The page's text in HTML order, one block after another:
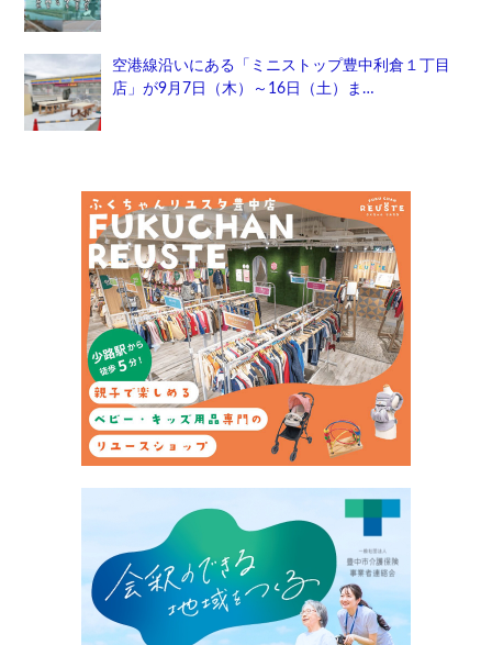
空港線沿いにある「ミニストップ豊中利倉１丁目
店」が9月7日（木）～16日（土）ま…